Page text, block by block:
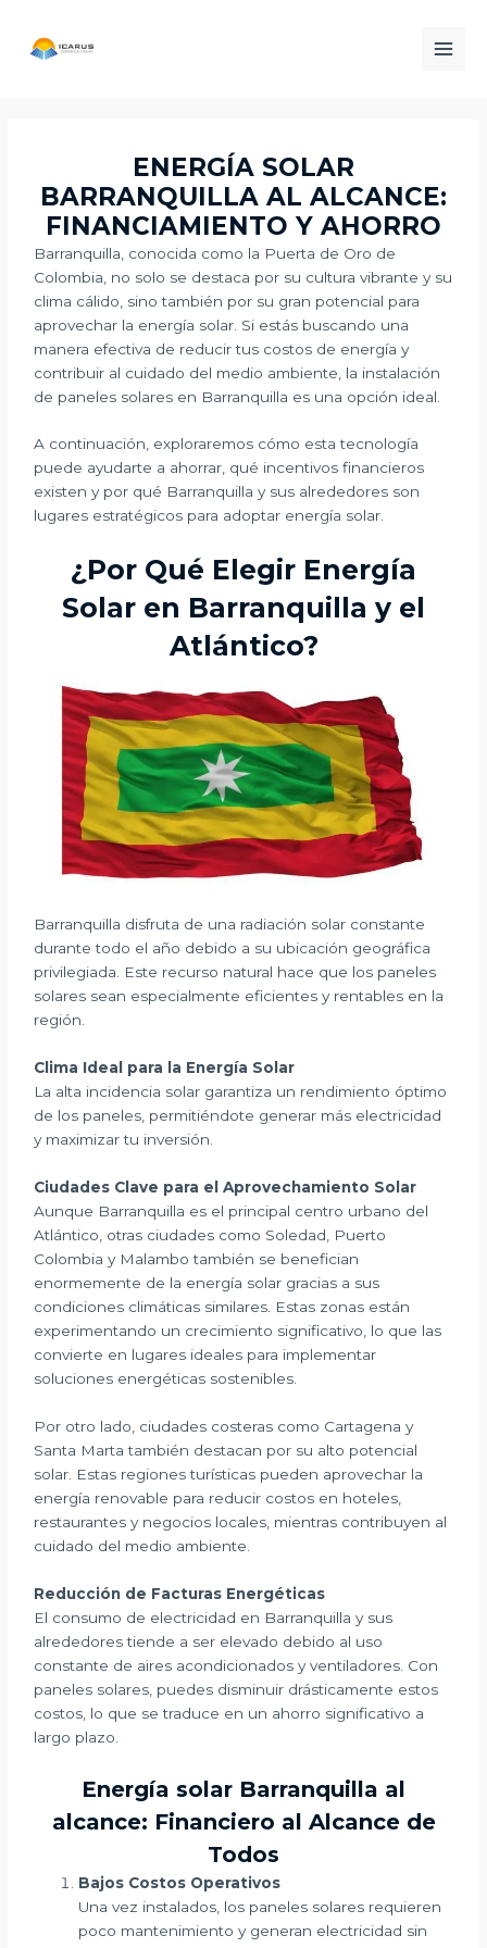
contenido
ENERGÍA SOLAR
BARRANQUILLA AL ALCANCE:
FINANCIAMIENTO Y AHORRO
Barranquilla, conocida como la Puerta de Oro de
Colombia, no solo se destaca por su cultura vibrante y su
clima cálido, sino también por su gran potencial para
aprovechar la energía solar. Si estás buscando una
manera efectiva de reducir tus costos de energía y
contribuir al cuidado del medio ambiente, la instalación
de paneles solares en Barranquilla es una opción ideal.
A continuación, exploraremos cómo esta tecnología
puede ayudarte a ahorrar, qué incentivos financieros
existen y por qué Barranquilla y sus alrededores son
lugares estratégicos para adoptar energía solar.
¿Por Qué Elegir Energía
Solar en Barranquilla y el
Atlántico?
Barranquilla disfruta de una radiación solar constante
durante todo el año debido a su ubicación geográfica
privilegiada. Este recurso natural hace que los paneles
solares sean especialmente eficientes y rentables en la
región.
Clima Ideal para la Energía Solar
La alta incidencia solar garantiza un rendimiento óptimo
de los paneles, permitiéndote generar más electricidad
y maximizar tu inversión.
Ciudades Clave para el Aprovechamiento Solar
Aunque Barranquilla es el principal centro urbano del
Atlántico, otras ciudades como Soledad, Puerto
Colombia y Malambo también se benefician
enormemente de la energía solar gracias a sus
condiciones climáticas similares. Estas zonas están
experimentando un crecimiento significativo, lo que las
convierte en lugares ideales para implementar
soluciones energéticas sostenibles.
Por otro lado, ciudades costeras como Cartagena y
Santa Marta también destacan por su alto potencial
solar. Estas regiones turísticas pueden aprovechar la
energía renovable para reducir costos en hoteles,
restaurantes y negocios locales, mientras contribuyen al
cuidado del medio ambiente.
Reducción de Facturas Energéticas
El consumo de electricidad en Barranquilla y sus
alrededores tiende a ser elevado debido al uso
constante de aires acondicionados y ventiladores. Con
paneles solares, puedes disminuir drásticamente estos
costos, lo que se traduce en un ahorro significativo a
largo plazo.
Energía solar Barranquilla al
alcance: Financiero al Alcance de
Todos
Bajos Costos Operativos
Una vez instalados, los paneles solares requieren
poco mantenimiento y generan electricidad sin
navigation